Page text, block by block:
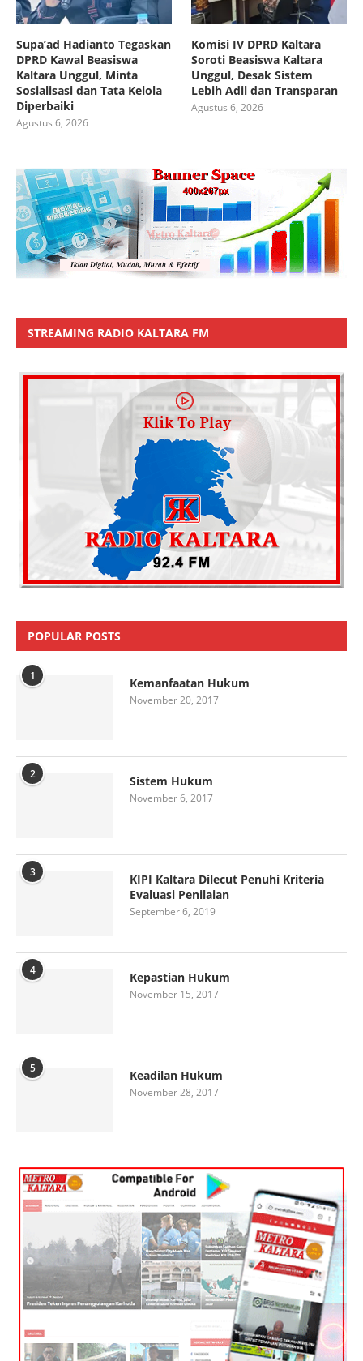
Supa’ad Hadianto Tegaskan
DPRD Kawal Beasiswa
Kaltara Unggul, Minta
Sosialisasi dan Tata Kelola
Diperbaiki
Agustus 6, 2026
Komisi IV DPRD Kaltara
Soroti Beasiswa Kaltara
Unggul, Desak Sistem
Lebih Adil dan Transparan
Agustus 6, 2026
STREAMING RADIO KALTARA FM
POPULAR POSTS
1 Kemanfaatan Hukum
November 20, 2017
2 Sistem Hukum
November 6, 2017
3
KIPI Kaltara Dilecut Penuhi Kriteria
Evaluasi Penilaian
September 6, 2019
4 Kepastian Hukum
November 15, 2017
5 Keadilan Hukum
November 28, 2017